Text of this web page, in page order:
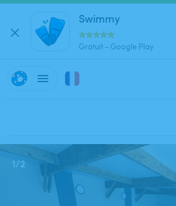
Swimmy
Gratuit - Google Play
Cette annonce est close et ne
1/2